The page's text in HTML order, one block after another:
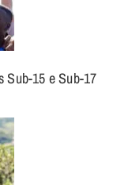
Sub-15 e Sub-17